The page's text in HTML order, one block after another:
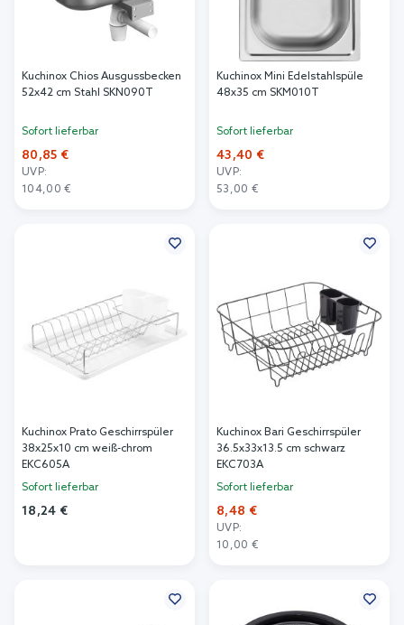
Kuchinox Chios Ausgussbecken
52x42 cm Stahl SKN090T
Sofort lieferbar
80,85 €
UVP:
104,00 €
Kuchinox Mini Edelstahlspüle
48x35 cm SKM010T
Sofort lieferbar
43,40 €
UVP:
53,00 €
Kuchinox Prato Geschirrspüler
38x25x10 cm weiß-chrom
EKC605A
Sofort lieferbar
18,24 €
Kuchinox Bari Geschirrspüler
36.5x33x13.5 cm schwarz
EKC703A
Sofort lieferbar
8,48 €
UVP:
10,00 €